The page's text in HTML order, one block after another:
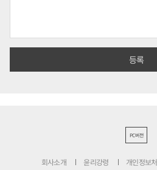
PC버전
회사소개 윤리강령 개인정보